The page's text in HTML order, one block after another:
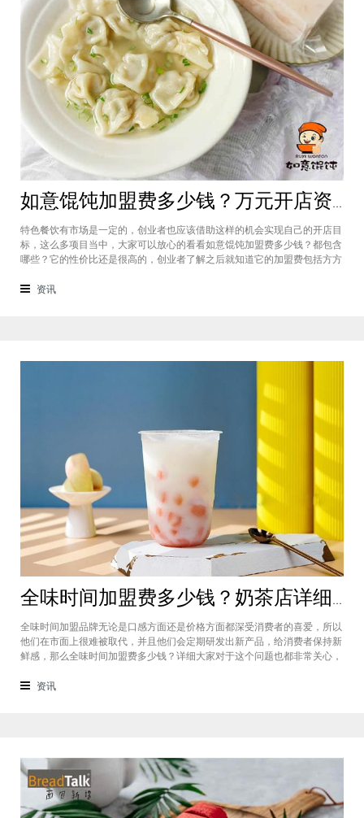
如意馄饨加盟费多少钱？万元开店资金压力基本上不会出现在经营中
特色餐饮有市场是一定的，创业者也应该借助这样的机会实现自己的开店目
标，这么多项目当中，大家可以放心的看看如意馄饨加盟费多少钱？都包含
哪些？它的性价比还是很高的，创业者了解之后就知道它的加盟费包括方方
的。加盟费用创业者想要了解一下如意馄饨加盟费多少钱？是不是值得加
资讯
全味时间加盟费多少钱？奶茶店详细费用分析就在这！
全味时间加盟品牌无论是口感方面还是价格方面都深受消费者的喜爱，所以
他们在市面上很难被取代，并且他们会定期研发出新产品，给消费者保持新
鲜感，那么全味时间加盟费多少钱？详细大家对于这个问题也都非常关心，
店，在这里就不说名字了。虽然开头说得很好，公司也确实提供了设备和产
资讯